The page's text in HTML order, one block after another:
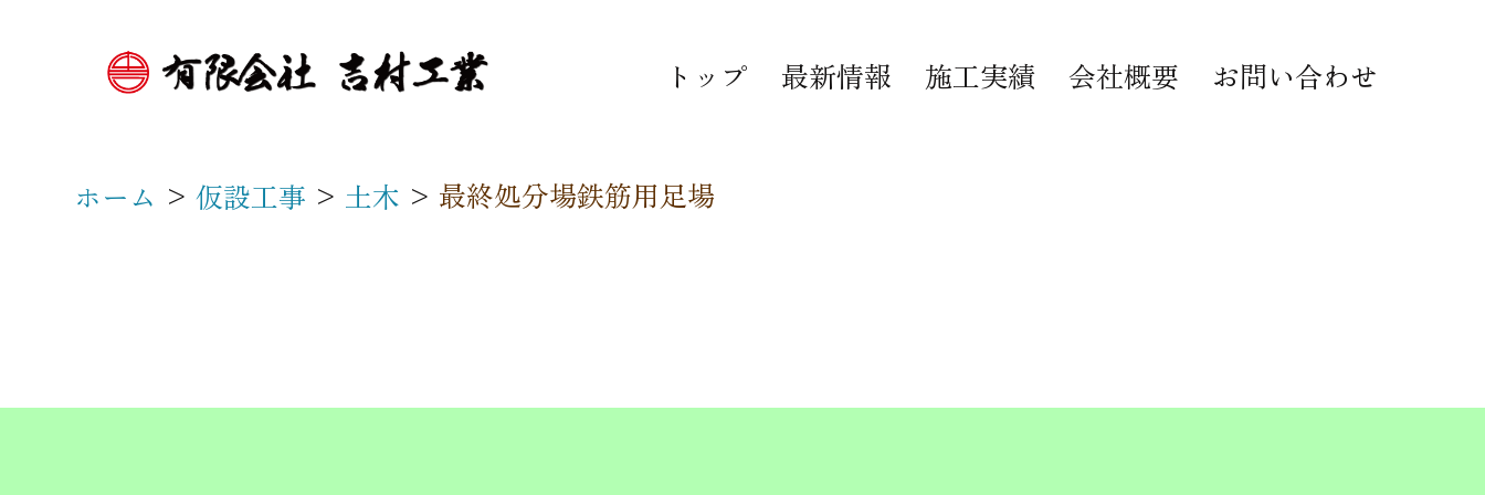
トップ 最新情報 施工実績 会社概要 お問い合わせ
ホーム > 仮設工事 > 土木 > 最終処分場鉄筋用足場